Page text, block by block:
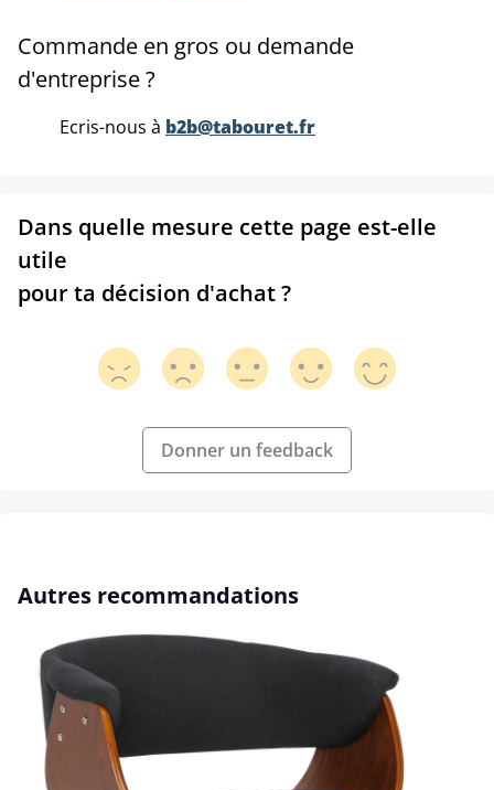
Commande en gros ou demande
d'entreprise ?
Ecris-nous à b2b@tabouret.fr
Dans quelle mesure cette page est-elle
utile
pour ta décision d'achat ?
Donner un feedback
Ignorer la galerie de produits
Autres recommandations